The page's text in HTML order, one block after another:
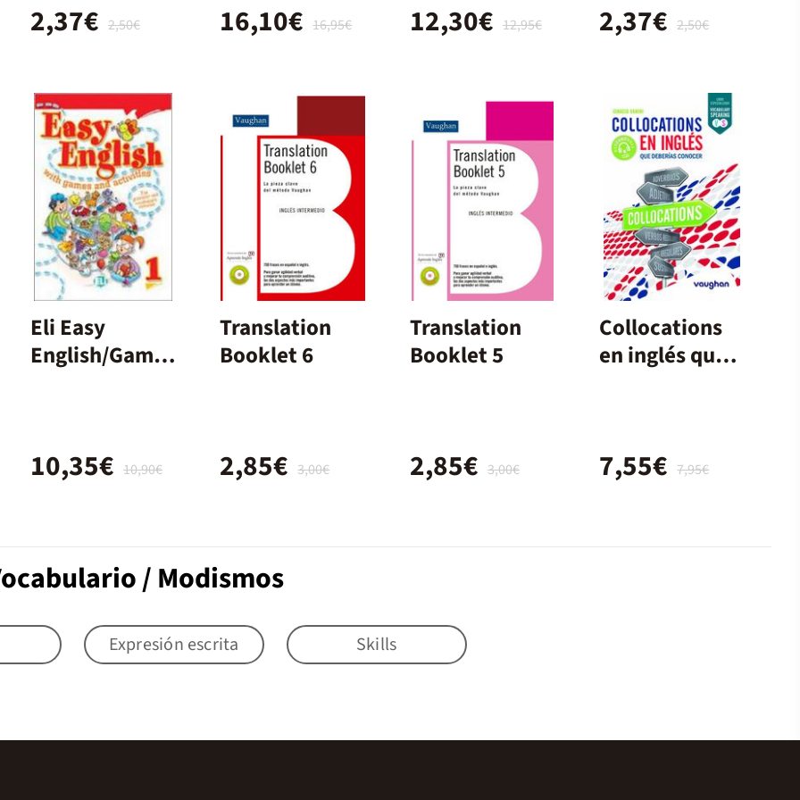
2,50€
2,37€ 16,95€
16,10€ 12,95€
12,30€ 2,50€
2,37€
Eli Easy
English/Games
10,90€
10,35€
Translation
Booklet 6
3,00€
2,85€
Translation
Booklet 5
3,00€
2,85€
Collocations
en inglés que
7,95€
7,55€
/ Modismos
Expresión escrita Skills